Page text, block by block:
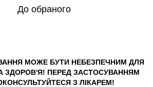
До обраного
МОЖЕ БУТИ НЕБЕЗПЕЧНИМ ДЛЯ
ЗДОРОВ'Я! ПЕРЕД ЗАСТОСУВАННЯМ
З ЛІКАРЕМ!